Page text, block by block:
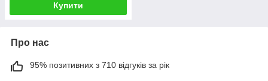
Купити
Про нас
95% позитивних з 710 відгуків за рік